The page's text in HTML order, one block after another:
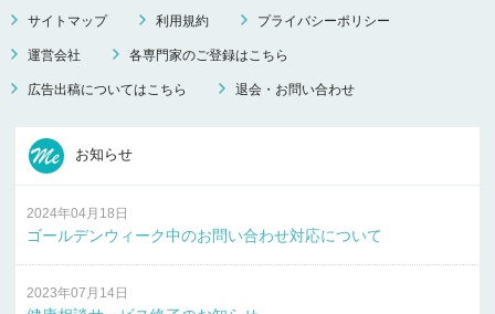
サイトマップ 利用規約 プライバシーポリシー
運営会社 各専門家のご登録はこちら
広告出稿についてはこちら 退会・お問い合わせ
お知らせ
2024年04月18日
ゴールデンウィーク中のお問い合わせ対応について
2023年07月14日